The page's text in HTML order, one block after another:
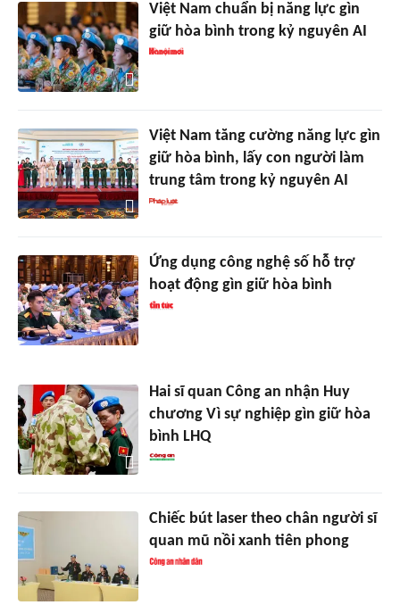
Việt Nam chuẩn bị năng lực gìn
giữ hòa bình trong kỷ nguyên AI
Việt Nam tăng cường năng lực gìn
giữ hòa bình, lấy con người làm
trung tâm trong kỷ nguyên AI
Ứng dụng công nghệ số hỗ trợ
hoạt động gìn giữ hòa bình
Hai sĩ quan Công an nhận Huy
chương Vì sự nghiệp gìn giữ hòa
bình LHQ
Chiếc bút laser theo chân người sĩ
quan mũ nồi xanh tiên phong